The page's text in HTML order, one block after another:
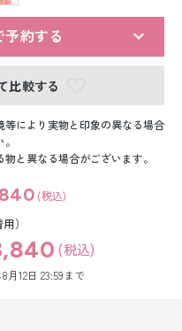
約する
比較する
により実物と印象の異なる場合
と異なる場合がございます。
(税込)
）
(税込)
月12日 23:59まで